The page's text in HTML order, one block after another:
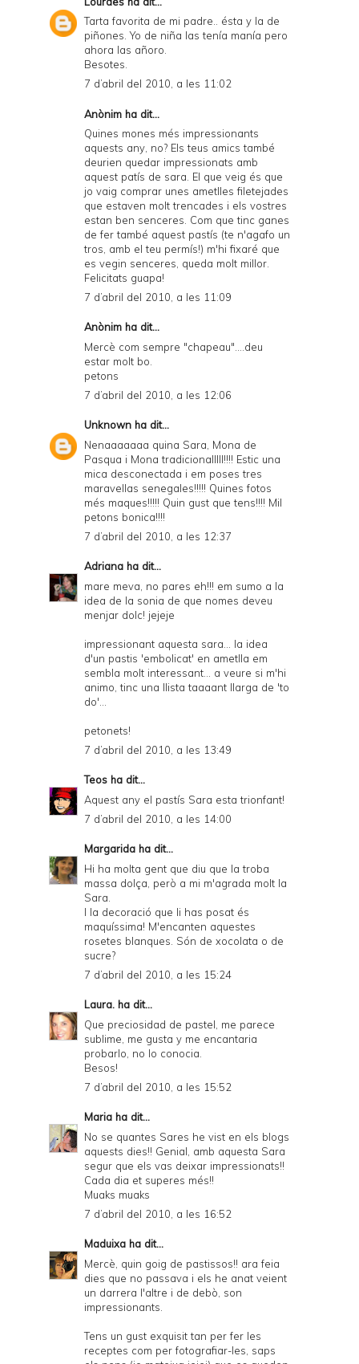
Tarta favorita de mi padre.. ésta y la de
piñones. Yo de niña las tenía manía pero
ahora las añoro.
Besotes.
7 d’abril del 2010, a les 11:02
Anònim ha dit...
Quines mones més impressionants
aquests any, no? Els teus amics també
deurien quedar impressionats amb
aquest patís de sara. El que veig és que
jo vaig comprar unes ametlles filetejades
que estaven molt trencades i els vostres
estan ben senceres. Com que tinc ganes
de fer també aquest pastís (te n'agafo un
tros, amb el teu permís!) m'hi fixaré que
es vegin senceres, queda molt millor.
Felicitats guapa!
7 d’abril del 2010, a les 11:09
Anònim ha dit...
Mercè com sempre "chapeau"....deu
estar molt bo.
petons
7 d’abril del 2010, a les 12:06
Unknown ha dit...
Nenaaaaaaa quina Sara, Mona de
Pasqua i Mona tradicionalllll!!!! Estic una
mica desconectada i em poses tres
maravellas senegales!!!!! Quines fotos
més maques!!!!! Quin gust que tens!!!! Mil
petons bonica!!!!
7 d’abril del 2010, a les 12:37
Adriana ha dit...
mare meva, no pares eh!!! em sumo a la
idea de la sonia de que nomes deveu
menjar dolc! jejeje
impressionant aquesta sara... la idea
d'un pastis 'embolicat' en ametlla em
sembla molt interessant... a veure si m'hi
animo, tinc una llista taaaant llarga de 'to
do'...
petonets!
7 d’abril del 2010, a les 13:49
Teos ha dit...
Aquest any el pastís Sara esta trionfant!
7 d’abril del 2010, a les 14:00
Margarida ha dit...
Hi ha molta gent que diu que la troba
massa dolça, però a mi m'agrada molt la
Sara.
I la decoració que li has posat és
maquíssima! M'encanten aquestes
rosetes blanques. Són de xocolata o de
sucre?
7 d’abril del 2010, a les 15:24
Laura. ha dit...
Que preciosidad de pastel, me parece
sublime, me gusta y me encantaria
probarlo, no lo conocia.
Besos!
7 d’abril del 2010, a les 15:52
Maria ha dit...
No se quantes Sares he vist en els blogs
aquests dies!! Genial, amb aquesta Sara
segur que els vas deixar impressionats!!
Cada dia et superes més!!
Muaks muaks
7 d’abril del 2010, a les 16:52
Maduixa ha dit...
Mercè, quin goig de pastissos!! ara feia
dies que no passava i els he anat veient
un darrera l'altre i de debò, son
impressionants.
Tens un gust exquisit tan per fer les
receptes com per fotografiar-les, saps